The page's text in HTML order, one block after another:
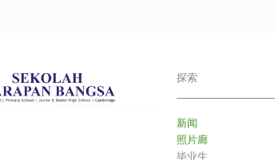
探索
新闻
照片廊
毕业生